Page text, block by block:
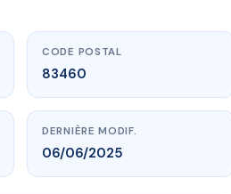
CODE POSTAL
83460
DERNIÈRE MODIF.
06/06/2025